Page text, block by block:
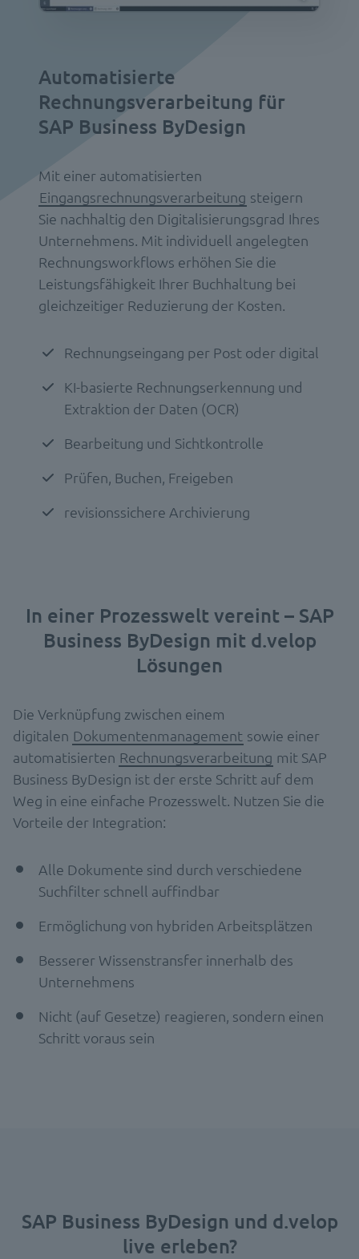
Automatisierte
Rechnungsverarbeitung für
SAP Business ByDesign
Mit einer automatisierten
Eingangsrechnungsverarbeitung steigern
Sie nachhaltig den Digitalisierungsgrad Ihres
Unternehmens. Mit individuell angelegten
Rechnungsworkflows erhöhen Sie die
Leistungsfähigkeit Ihrer Buchhaltung bei
gleichzeitiger Reduzierung der Kosten.
Rechnungseingang per Post oder digital
KI-basierte Rechnungserkennung und
Extraktion der Daten (OCR)
Bearbeitung und Sichtkontrolle
Prüfen, Buchen, Freigeben
revisionssichere Archivierung
In einer Prozesswelt vereint – SAP
Business ByDesign mit d.velop
Lösungen
Die Verknüpfung zwischen einem
digitalen Dokumentenmanagement sowie einer
automatisierten Rechnungsverarbeitung mit SAP
Business ByDesign ist der erste Schritt auf dem
Weg in eine einfache Prozesswelt. Nutzen Sie die
Vorteile der Integration:
Alle Dokumente sind durch verschiedene
Suchfilter schnell auffindbar
Ermöglichung von hybriden Arbeitsplätzen
Besserer Wissenstransfer innerhalb des
Unternehmens
Nicht (auf Gesetze) reagieren, sondern einen
Schritt voraus sein
SAP Business ByDesign und d.velop
live erleben?